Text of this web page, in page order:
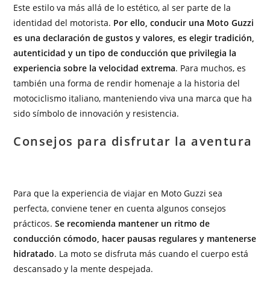
Este estilo va más allá de lo estético, al ser parte de la
identidad del motorista. Por ello, conducir una Moto Guzzi
es una declaración de gustos y valores, es elegir tradición,
autenticidad y un tipo de conducción que privilegia la
experiencia sobre la velocidad extrema. Para muchos, es
también una forma de rendir homenaje a la historia del
motociclismo italiano, manteniendo viva una marca que ha
sido símbolo de innovación y resistencia.
Consejos para disfrutar la aventura
Para que la experiencia de viajar en Moto Guzzi sea
perfecta, conviene tener en cuenta algunos consejos
prácticos.Se recomienda mantener un ritmo de
conducción cómodo, hacer pausas regulares y mantenerse
hidratado. La moto se disfruta más cuando el cuerpo está
descansado y la mente despejada.